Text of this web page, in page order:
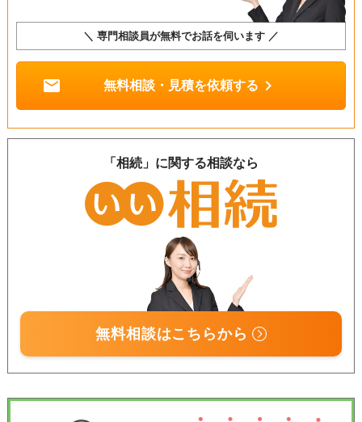
＼ 専門相談員が無料でお話を伺います ／
mail 無料相談・見積を依頼する chevron_right
「相続」に関する相談なら
無料相談はこちらから